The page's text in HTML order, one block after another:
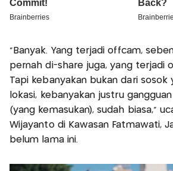
"Banyak. Yang terjadi offcam,
pernah di-share juga, yang terjadi
Tapi kebanyakan bukan dari sosok
lokasi, kebanyakan justru
(yang kemasukan), sudah biasa,"
Wijayanto di Kawasan Fatmawati,
belum lama ini.